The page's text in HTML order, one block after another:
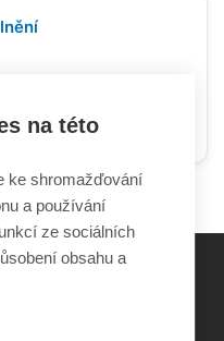
Sirius
na této
ke shromažďování
a používání
ze sociálních
obsahu a